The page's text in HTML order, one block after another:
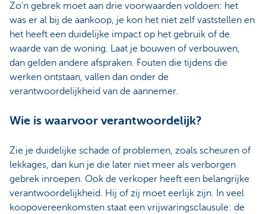
Zo’n gebrek moet aan drie voorwaarden voldoen: het
was er al bij de aankoop, je kon het niet zelf vaststellen en
het heeft een duidelijke impact op het gebruik of de
waarde van de woning. Laat je bouwen of verbouwen,
dan gelden andere afspraken. Fouten die tijdens die
werken ontstaan, vallen dan onder de
verantwoordelijkheid van de aannemer.
Wie is waarvoor verantwoordelijk?
Zie je duidelijke schade of problemen, zoals scheuren of
lekkages, dan kun je die later niet meer als verborgen
gebrek inroepen. Ook de verkoper heeft een belangrijke
verantwoordelijkheid. Hij of zij moet eerlijk zijn. In veel
koopovereenkomsten staat een vrijwaringsclausule: de